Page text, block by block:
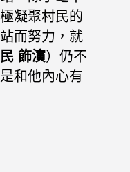
凝聚村民的
而努力，就
飾演）仍不
和他內心有